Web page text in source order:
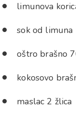
limunova
sok od limuna
oštro brašno
kokosovo
maslac 2 žlica